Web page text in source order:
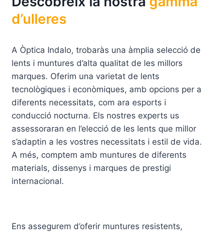
d’ulleres
A Òptica Indalo, trobaràs una àmplia selecció de
lents i muntures d’alta qualitat de les millors
marques. Oferim una varietat de lents
tecnològiques i econòmiques, amb opcions per a
diferents necessitats, com ara esports i
conducció nocturna. Els nostres experts us
assessoraran en l’elecció de les lents que millor
s’adaptin a les vostres necessitats i estil de vida.
A més, comptem amb muntures de diferents
materials, dissenys i marques de prestigi
internacional.
Ens assegurem d’oferir muntures resistents,